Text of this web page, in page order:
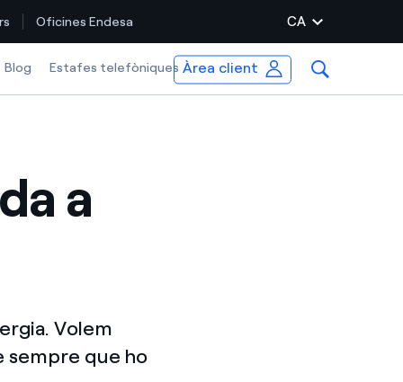
Oficines Endesa CA
Blog Estafes telefòniques Àrea client
a
Volem
sempre que ho